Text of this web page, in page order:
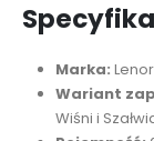
Marka: Lenor
Wariant
Wiśni i